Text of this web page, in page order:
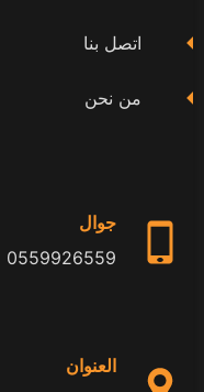
اتصل بنا
من نحن
جوال
0559926559
العنوان